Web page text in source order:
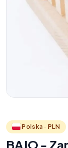
Polska · PLN
BAJO -